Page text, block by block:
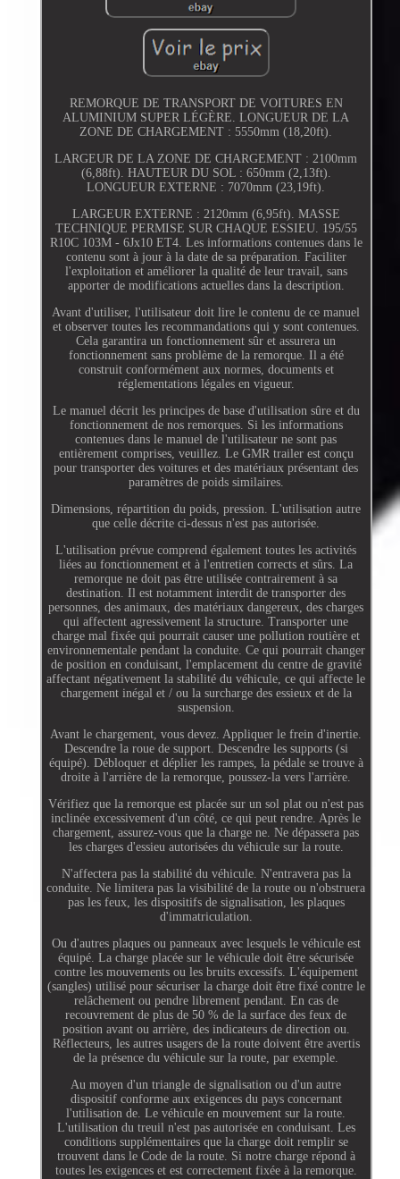
REMORQUE DE TRANSPORT DE VOITURES EN
ALUMINIUM SUPER LÉGÈRE. LONGUEUR DE LA
ZONE DE CHARGEMENT : 5550mm (18,20ft).
LARGEUR DE LA ZONE DE CHARGEMENT : 2100mm
(6,88ft). HAUTEUR DU SOL : 650mm (2,13ft).
LONGUEUR EXTERNE : 7070mm (23,19ft).
LARGEUR EXTERNE : 2120mm (6,95ft). MASSE
TECHNIQUE PERMISE SUR CHAQUE ESSIEU. 195/55
R10C 103M - 6Jx10 ET4. Les informations contenues dans le
contenu sont à jour à la date de sa préparation. Faciliter
l'exploitation et améliorer la qualité de leur travail, sans
apporter de modifications actuelles dans la description.
Avant d'utiliser, l'utilisateur doit lire le contenu de ce manuel
et observer toutes les recommandations qui y sont contenues.
Cela garantira un fonctionnement sûr et assurera un
fonctionnement sans problème de la remorque. Il a été
construit conformément aux normes, documents et
réglementations légales en vigueur.
Le manuel décrit les principes de base d'utilisation sûre et du
fonctionnement de nos remorques. Si les informations
contenues dans le manuel de l'utilisateur ne sont pas
entièrement comprises, veuillez. Le GMR trailer est conçu
pour transporter des voitures et des matériaux présentant des
paramètres de poids similaires.
Dimensions, répartition du poids, pression. L'utilisation autre
que celle décrite ci-dessus n'est pas autorisée.
L'utilisation prévue comprend également toutes les activités
liées au fonctionnement et à l'entretien corrects et sûrs. La
remorque ne doit pas être utilisée contrairement à sa
destination. Il est notamment interdit de transporter des
personnes, des animaux, des matériaux dangereux, des charges
qui affectent agressivement la structure. Transporter une
charge mal fixée qui pourrait causer une pollution routière et
environnementale pendant la conduite. Ce qui pourrait changer
de position en conduisant, l'emplacement du centre de gravité
affectant négativement la stabilité du véhicule, ce qui affecte le
chargement inégal et / ou la surcharge des essieux et de la
suspension.
Avant le chargement, vous devez. Appliquer le frein d'inertie.
Descendre la roue de support. Descendre les supports (si
équipé). Débloquer et déplier les rampes, la pédale se trouve à
droite à l'arrière de la remorque, poussez-la vers l'arrière.
Vérifiez que la remorque est placée sur un sol plat ou n'est pas
inclinée excessivement d'un côté, ce qui peut rendre. Après le
chargement, assurez-vous que la charge ne. Ne dépassera pas
les charges d'essieu autorisées du véhicule sur la route.
N'affectera pas la stabilité du véhicule. N'entravera pas la
conduite. Ne limitera pas la visibilité de la route ou n'obstruera
pas les feux, les dispositifs de signalisation, les plaques
d'immatriculation.
Ou d'autres plaques ou panneaux avec lesquels le véhicule est
équipé. La charge placée sur le véhicule doit être sécurisée
contre les mouvements ou les bruits excessifs. L'équipement
(sangles) utilisé pour sécuriser la charge doit être fixé contre le
relâchement ou pendre librement pendant. En cas de
recouvrement de plus de 50 % de la surface des feux de
position avant ou arrière, des indicateurs de direction ou.
Réflecteurs, les autres usagers de la route doivent être avertis
de la présence du véhicule sur la route, par exemple.
Au moyen d'un triangle de signalisation ou d'un autre
dispositif conforme aux exigences du pays concernant
l'utilisation de. Le véhicule en mouvement sur la route.
L'utilisation du treuil n'est pas autorisée en conduisant. Les
conditions supplémentaires que la charge doit remplir se
trouvent dans le Code de la route. Si notre charge répond à
toutes les exigences et est correctement fixée à la remorque.